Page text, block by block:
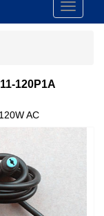
Toggle
120P1A
AC